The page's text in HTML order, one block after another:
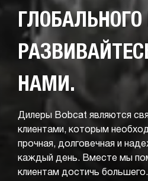
НАМИ.
Дилеры Bobcat являются
клиентами, которым
прочная, долговечная и
каждый день. Вместе мы
клиентам достичь большего.